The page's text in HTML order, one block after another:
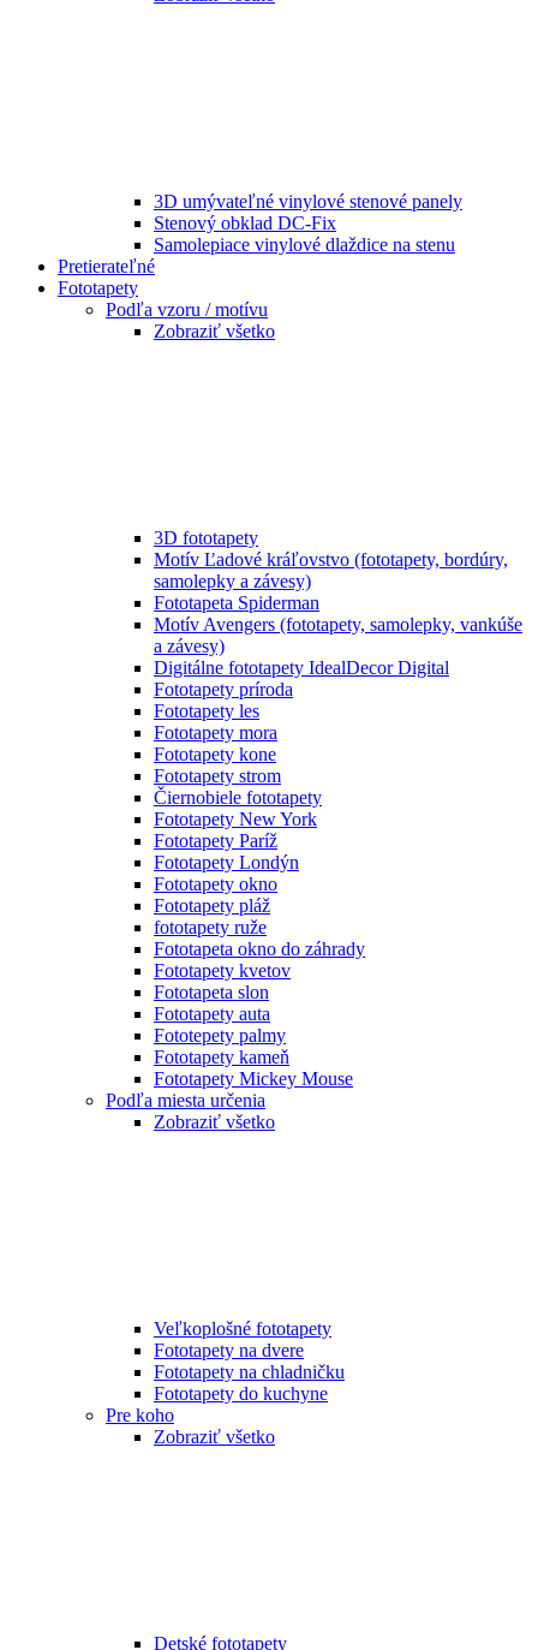
3D umývateľné vinylové stenové panely
Stenový obklad DC-Fix
Samolepiace vinylové dlaždice na stenu
Pretierateľné
Fototapety
Podľa vzoru / motívu
Zobraziť všetko
3D fototapety
Motív Ľadové kráľovstvo (fototapety, bordúry,
samolepky a závesy)
Fototapeta Spiderman
Motív Avengers (fototapety, samolepky, vankúše
a závesy)
Digitálne fototapety IdealDecor Digital
Fototapety príroda
Fototapety les
Fototapety mora
Fototapety kone
Fototapety strom
Čiernobiele fototapety
Fototapety New York
Fototapety Paríž
Fototapety Londýn
Fototapety okno
Fototapety pláž
fototapety ruže
Fototapeta okno do záhrady
Fototapety kvetov
Fototapeta slon
Fototapety auta
Fototepety palmy
Fototapety kameň
Fototapety Mickey Mouse
Podľa miesta určenia
Zobraziť všetko
Veľkoplošné fototapety
Fototapety na dvere
Fototapety na chladničku
Fototapety do kuchyne
Pre koho
Zobraziť všetko
Detské fototapety